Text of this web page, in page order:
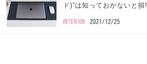
ド)”は知っておかないと損!
INTERIOR 2021/12/25